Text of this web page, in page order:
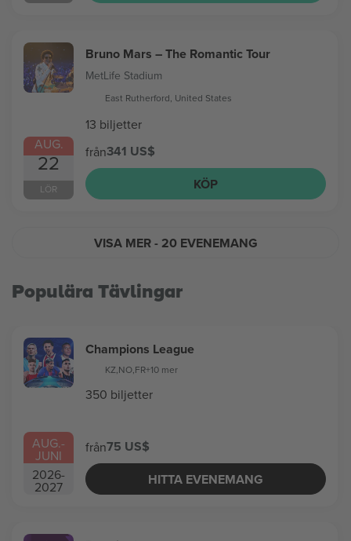
AUG.
22
LÖR
Bruno Mars – The Romantic Tour
MetLife Stadium
East Rutherford, United States
13 biljetter
från341 US$
KÖP
VISA MER- 20 EVENEMANG
Populära Tävlingar
AUG.-
JUNI
2026-
2027
Champions League
KZ,NO,FR+10 mer
350 biljetter
från75 US$
HITTA EVENEMANG